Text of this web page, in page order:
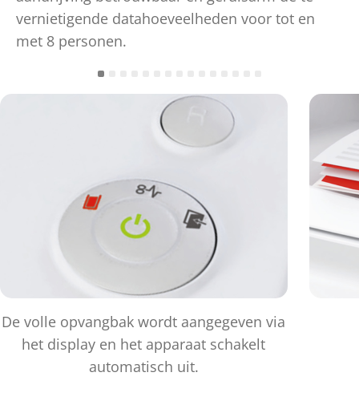
vernietigende datahoeveelheden voor tot en
met 8 personen.
De volle opvangbak wordt aangegeven via
het display en het apparaat schakelt
automatisch uit.